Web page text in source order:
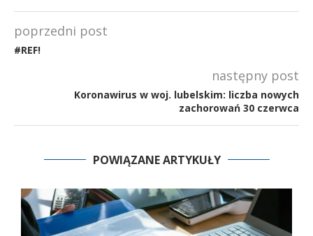
poprzedni post
#REF!
następny post
Koronawirus w woj. lubelskim: liczba nowych
zachorowań 30 czerwca
POWIĄZANE ARTYKUŁY